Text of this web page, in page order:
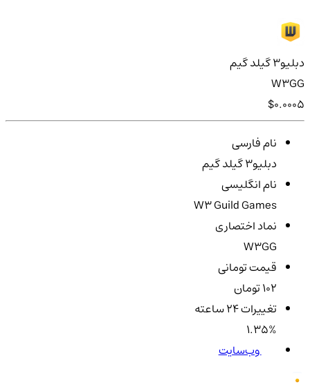
دبلیو3 گیلد گیم
W3GG
$0.0005
نام فارسی
دبلیو3 گیلد گیم
نام انگلیسی
W3 Guild Games
نماد اختصاری
W3GG
قیمت تومانی
102 تومان
تغییرات ۲۴ ساعته
1.35%
وب‌سایت